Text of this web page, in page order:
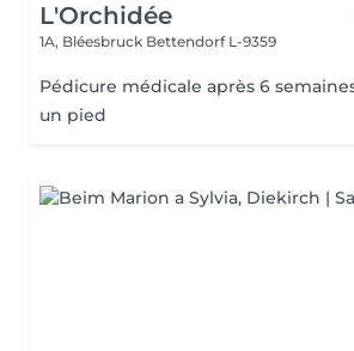
L'Orchidée
1A, Bléesbruck Bettendorf L-9359
Pédicure médicale après 6
un pied